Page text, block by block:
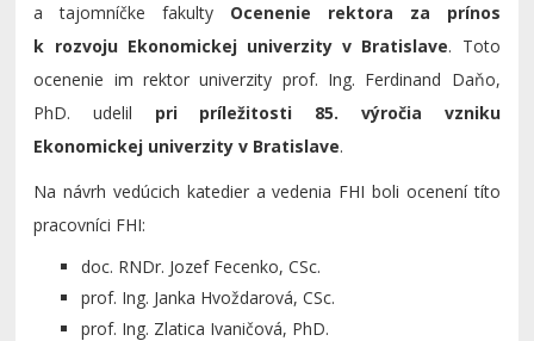
a tajomníčke fakulty Ocenenie rektora za prínos
k rozvoju Ekonomickej univerzity v Bratislave. Toto
ocenenie im rektor univerzity prof. Ing. Ferdinand Daňo,
PhD. udelil pri príležitosti 85. výročia vzniku
Ekonomickej univerzity v Bratislave.
Na návrh vedúcich katedier a vedenia FHI boli ocenení títo
pracovníci FHI:
doc. RNDr. Jozef Fecenko, CSc.
prof. Ing. Janka Hvoždarová, CSc.
prof. Ing. Zlatica Ivaničová, PhD.